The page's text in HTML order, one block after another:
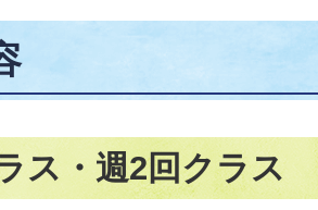
ス・週2回クラス